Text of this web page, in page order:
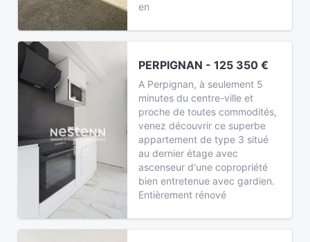
en
PERPIGNAN - 125 350 €
A Perpignan, à seulement 5
minutes du centre-ville et
proche de toutes commodités,
venez découvrir ce superbe
appartement de type 3 situé
au dernier étage avec
ascenseur d'une copropriété
bien entretenue avec gardien.
Entièrement rénové